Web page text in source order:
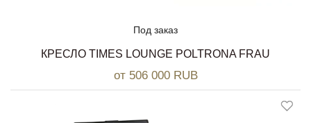
Под заказ
КРЕСЛО TIMES LOUNGE POLTRONA FRAU
от 506 000 RUB